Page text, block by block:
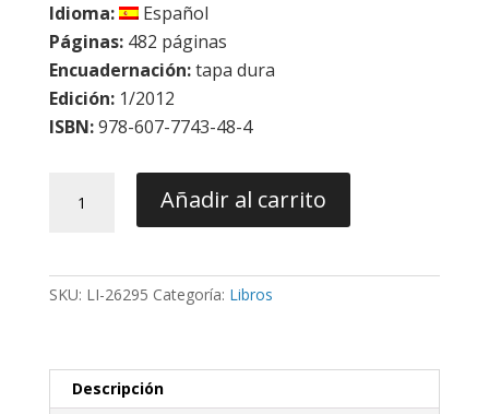
Idioma:
Español
Páginas:482 páginas
Encuadernación:tapa dura
Edición:1/2012
ISBN:978-607-7743-48-4
Odontologia
-
Añadir al carrito
SKU: LI-26295 Categoría: Libros
Descripción